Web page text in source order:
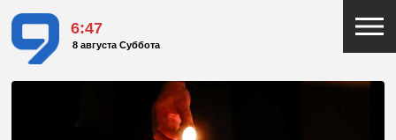
6:47
8 августа Суббота